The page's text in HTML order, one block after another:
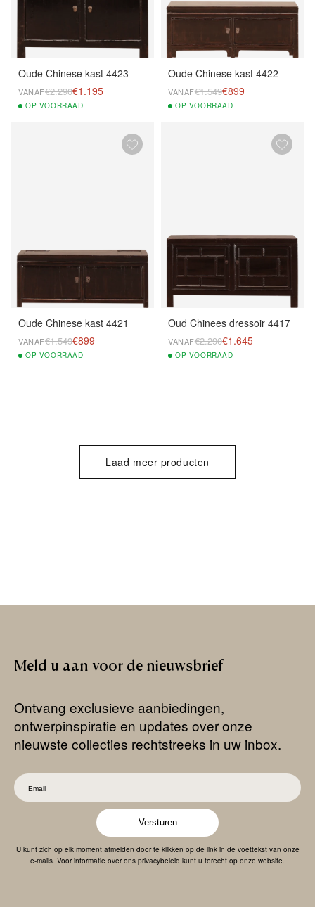
Oude Chinese kast 4423
VANAF€2.290€1.195
OP VOORRAAD
Oude Chinese kast 4422
VANAF€1.549€899
OP VOORRAAD
Oude Chinese kast 4421
VANAF€1.549€899
OP VOORRAAD
Oud Chinees dressoir 4417
VANAF€2.290€1.645
OP VOORRAAD
Laad meer producten
Meld u aan voor de nieuwsbrief
Ontvang exclusieve aanbiedingen,
ontwerpinspiratie en updates over onze
nieuwste collecties rechtstreeks in uw inbox.
Versturen
U kunt zich op elk moment afmelden door te klikken op de link in de voettekst van onze
e-mails. Voor informatie over ons privacybeleid kunt u terecht op onze website.